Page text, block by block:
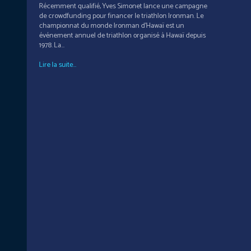
Récemment qualifié, Yves Simonet lance une campagne
de crowdfunding pour financer le triathlon Ironman. Le
championnat du monde Ironman d'Hawaï est un
événement annuel de triathlon organisé à Hawaï depuis
1978. La...
Lire la suite...